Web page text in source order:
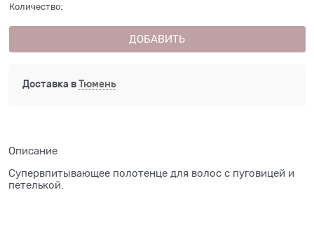
Количество:
ДОБАВИТЬ
Доставка вТюмень
Описание
Супервпитывающее полотенце для волос с пуговицей и
петелькой.